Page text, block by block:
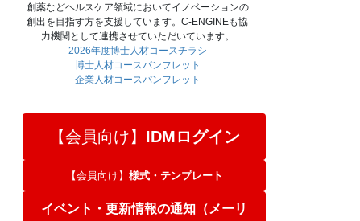
創薬などヘルスケア領域においてイノベーションの
創出を目指す方を支援しています。C-ENGINEも協
力機関として連携させていただいています。
2026年度博士人材コースチラシ
博士人材コースパンフレット
企業人材コースパンフレット
【会員向け】 IDMログイン
【会員向け】 様式・テンプレート
イベント・更新情報の通知（メーリ